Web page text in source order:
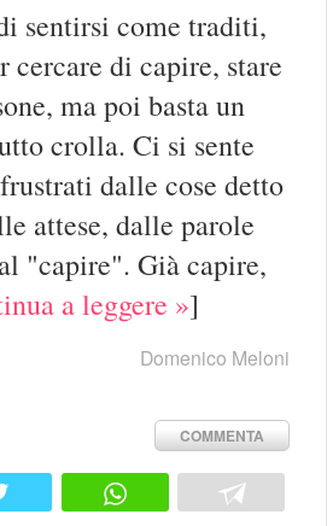
sentirsi come traditi,
cercare di capire, stare
ma poi basta un
crolla. Ci si sente
dalle cose detto
attese, dalle parole
"capire". Già capire,
a leggere »]
Domenico Meloni
COMMENTA